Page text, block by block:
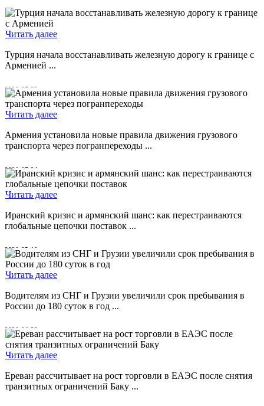
Читать далее
Турция начала восстанавливать железную дорогу к границе с
Арменией ...
2026-07-29
Читать далее
Армения установила новые правила движения грузового
транспорта через погранпереходы ...
2026-07-24
Читать далее
Иранский кризис и армянский шанс: как перестраиваются
глобальные цепочки поставок ...
2026-05-19
Читать далее
Водителям из СНГ и Грузии увеличили срок пребывания в
России до 180 суток в год ...
2026-04-29
Читать далее
Ереван рассчитывает на рост торговли в ЕАЭС после снятия
транзитных ограничений Баку ...